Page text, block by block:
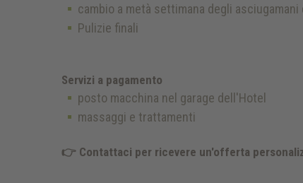
cambio a metà settimana degli asciugamani
Pulizie finali
Servizi a pagamento
posto macchina nel garage dell'Hotel
massaggi e trattamenti
👉 Contattaci per ricevere un'offerta